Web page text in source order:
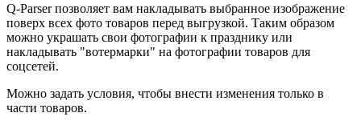
Q-Parser позволяет вам накладывать выбранное изображение
поверх всех фото товаров перед выгрузкой. Таким образом
можно украшать свои фотографии к празднику или
накладывать "вотермарки" на фотографии товаров для
соцсетей.
Можно задать условия, чтобы внести изменения только в
части товаров.